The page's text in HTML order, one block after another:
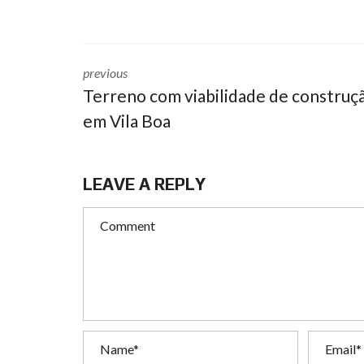
previous
Terreno com viabilidade de
em Vila Boa
LEAVE A REPLY